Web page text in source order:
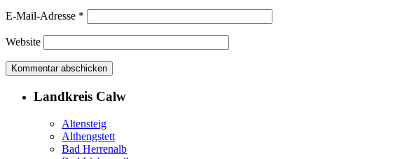
E-Mail-Adresse *
Website
Landkreis Calw
Altensteig
Althengstett
Bad Herrenalb